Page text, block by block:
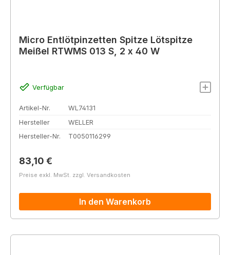
Micro Entlötpinzetten Spitze Lötspitze
Meißel RTWMS 013 S, 2 x 40 W
Verfügbar
Artikel-Nr.
WL74131
Hersteller
WELLER
Hersteller-Nr.
T0050116299
Regulärer Preis:
83,10 €
Preise exkl. MwSt. zzgl. Versandkosten
In den Warenkorb